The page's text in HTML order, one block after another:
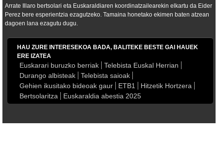
Arrate Illaro bertsolari eta Euskaraldiaren koordinatzailearekin elkartu da Eider
Perez bere esperientzia ezagutzeko. Tamaina honetako ekimen baten atzean
dagoen lana ezagutu dugu.
HAU ZURE INTERESEKOA BADA, BALITEKE BESTE GAI HAUEK
ERE IZATEA
Euskarari buruzko berriak
Telebista Euskal Herrian
Durango albisteak
Telebista saioak
Gehien ikusitako bideoak gaur
ETB1
Hitzetik Hortzera
Bertsolaritza
Euskaraldia abestia 2025